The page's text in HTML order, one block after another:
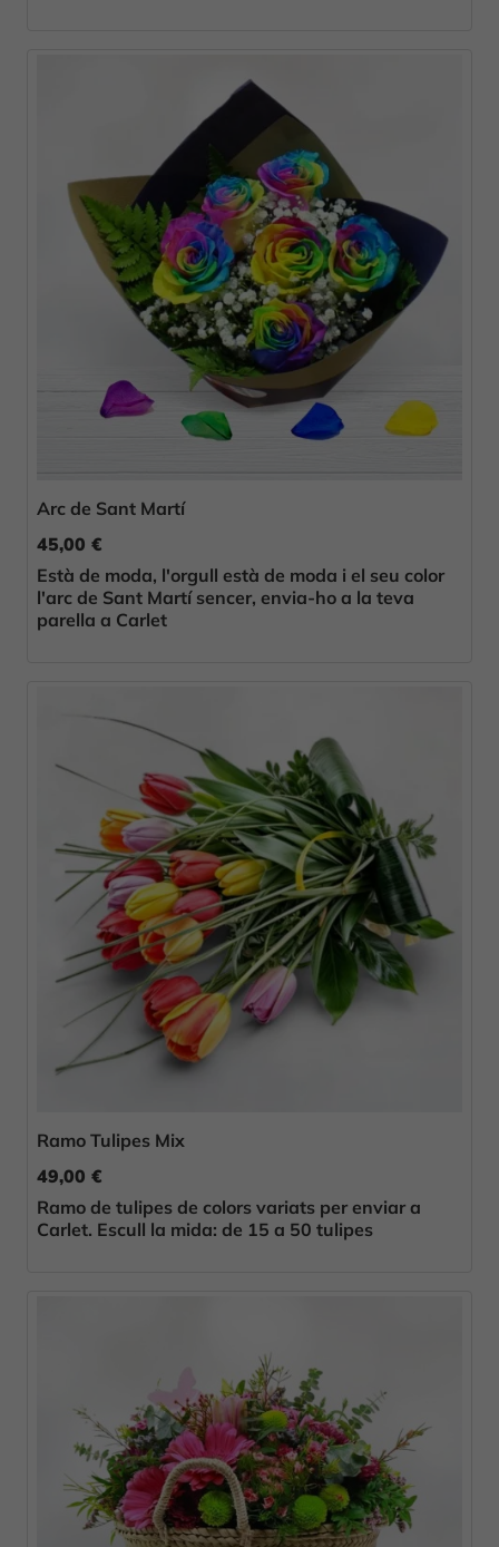
Arc de Sant Martí
45,00 €
Està de moda, l'orgull està de moda i el seu color
l'arc de Sant Martí sencer, envia-ho a la teva
parella a Carlet
Ramo Tulipes Mix
49,00 €
Ramo de tulipes de colors variats per enviar a
Carlet. Escull la mida: de 15 a 50 tulipes